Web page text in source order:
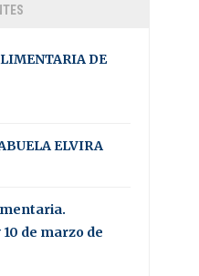
DE
ELVIRA
de marzo de